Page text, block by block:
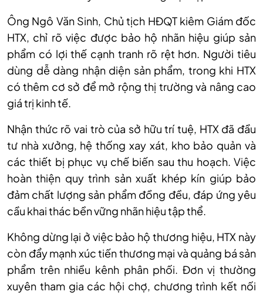
Ông Ngô Văn Sinh, Chủ tịch HĐQT kiêm Giám đốc
HTX, chỉ rõ việc được bảo hộ nhãn hiệu giúp sản
phẩm có lợi thế cạnh tranh rõ rệt hơn. Người tiêu
dùng dễ dàng nhận diện sản phẩm, trong khi HTX
có thêm cơ sở để mở rộng thị trường và nâng cao
giá trị kinh tế.
Nhận thức rõ vai trò của sở hữu trí tuệ, HTX đã đầu
tư nhà xưởng, hệ thống xay xát, kho bảo quản và
các thiết bị phục vụ chế biến sau thu hoạch. Việc
hoàn thiện quy trình sản xuất khép kín giúp bảo
đảm chất lượng sản phẩm đồng đều, đáp ứng yêu
cầu khai thác bền vững nhãn hiệu tập thể.
Không dừng lại ở việc bảo hộ thương hiệu, HTX này
còn đẩy mạnh xúc tiến thương mại và quảng bá sản
phẩm trên nhiều kênh phân phối. Đơn vị thường
xuyên tham gia các hội chợ, chương trình kết nối